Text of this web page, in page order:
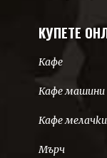
КУПЕТЕ
Кафе
Кафе машини
Кафе мелачки
Мърч